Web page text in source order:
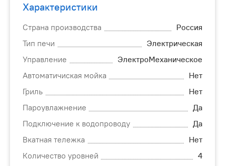
Характеристики
Страна производства
Россия
Тип печи
Электрическая
Управление
ЭлектроМеханическое
Автоматичиская мойка
Нет
Гриль
Нет
Пароувлажнение
Да
Подключение к водопроводу
Да
Вкатная тележка
Нет
Количество уровней
4